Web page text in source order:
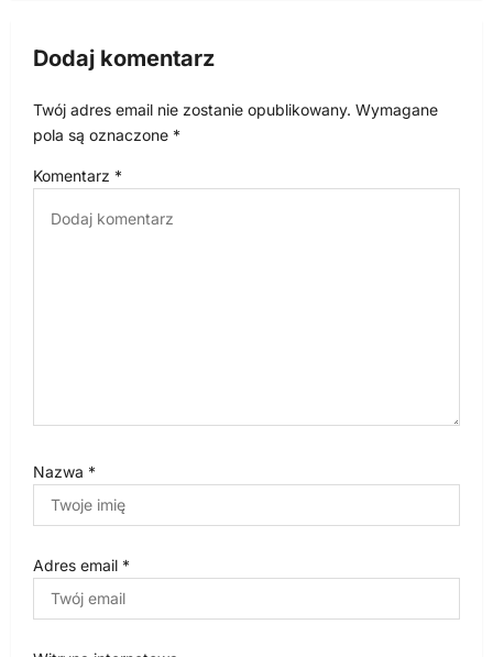
j
w
i
Dodaj komentarz
Twój adres email nie zostanie opublikowany. Wymagane
pola są oznaczone *
Komentarz *
Nazwa *
Adres email *